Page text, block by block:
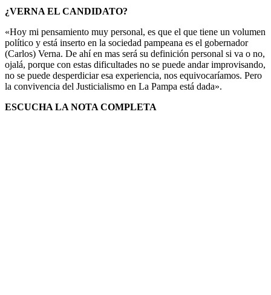
¿VERNA EL CANDIDATO?
«Hoy mi pensamiento muy personal, es que el que tiene un volumen
político y está inserto en la sociedad pampeana es el gobernador
(Carlos) Verna. De ahí en mas será su definición personal si va o no,
ojalá, porque con estas dificultades no se puede andar improvisando,
no se puede desperdiciar esa experiencia, nos equivocaríamos. Pero
la convivencia del Justicialismo en La Pampa está dada».
ESCUCHA LA NOTA COMPLETA